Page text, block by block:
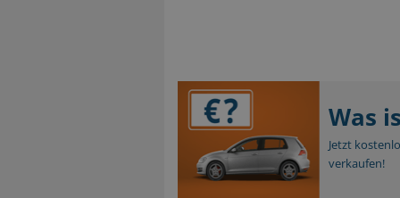
Was
Jetzt
verkaufen!